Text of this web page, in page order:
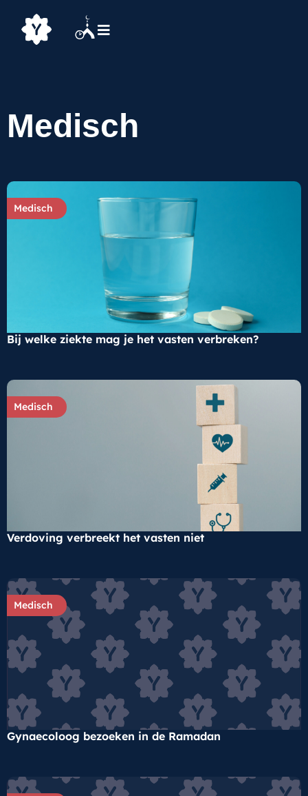
Medisch
Medisch
Bij welke ziekte mag je het vasten verbreken?
Medisch
Verdoving verbreekt het vasten niet
Medisch
Gynaecoloog bezoeken in de Ramadan